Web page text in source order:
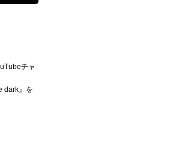
チャ
dark』を